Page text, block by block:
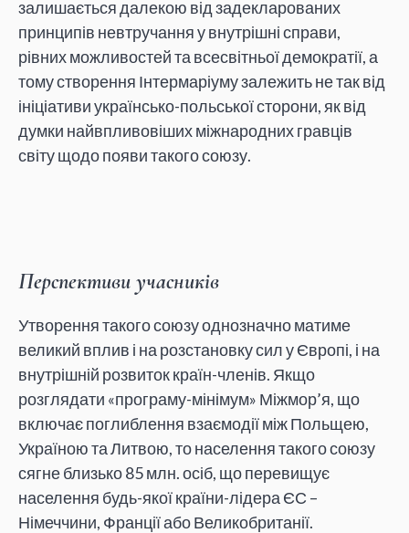
залишається далекою від задекларованих
принципів невтручання у внутрішні справи,
рівних можливостей та всесвітньої демократії, а
тому створення Інтермаріуму залежить не так від
ініціативи українсько-польської сторони, як від
думки найвпливовіших міжнародних гравців
світу щодо появи такого союзу.
Перспективи учасників
Утворення такого союзу однозначно матиме
великий вплив і на розстановку сил у Європі, і на
внутрішній розвиток країн-членів. Якщо
розглядати «програму-мінімум» Міжмор’я, що
включає поглиблення взаємодії між Польщею,
Україною та Литвою, то населення такого союзу
сягне близько 85 млн. осіб, що перевищує
населення будь-якої країни-лідера ЄС –
Німеччини, Франції або Великобританії.